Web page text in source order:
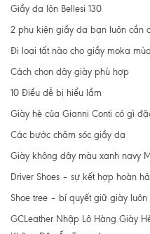
Giầy da lộn Bellesi 130
2 phụ kiện giầy da bạn luôn cần
Đi loại tất nào cho giầy moka
Cách chọn dây giày phù hợp
10 Điều dễ bị hiểu lầm
Giày hè của Gianni Conti có gì
Các bước chăm sóc giầy da
Giày không dây màu xanh navy
Driver Shoes – sự kết hợp hoàn
Shoe tree – bí quyết giữ giày
GCLeather Nhập Lô Hàng Giày